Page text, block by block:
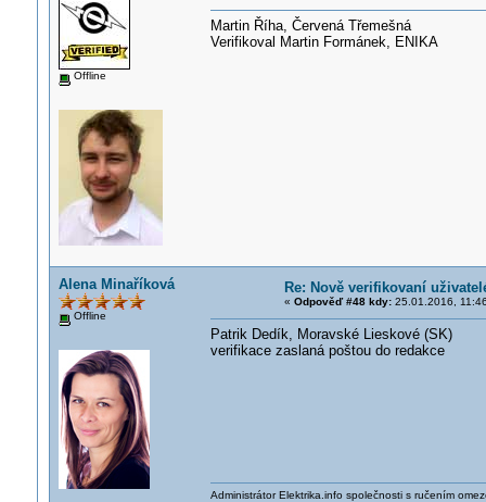
Offline
Martin Říha, Červená Třemešná
Verifikoval Martin Formánek, ENIKA
Alena Minaříková
Offline
Re: Nově verifikovaní
« Odpověď #48 kdy:25.01.2016,
Patrik Dedík, Moravské Lieskové (SK)
verifikace zaslaná poštou do redakce
Administrátor Elektrika.info společnosti s ručením